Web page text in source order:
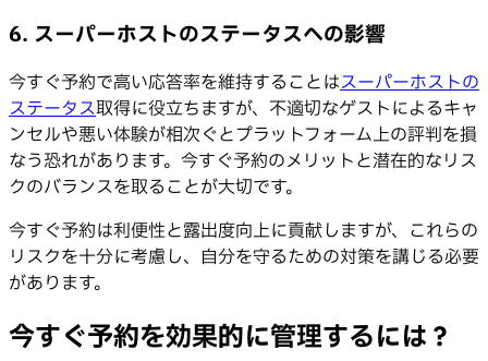
6. スーパーホストのステータスへの影響
今すぐ予約で高い応答率を維持することはスーパーホストの
ステータス取得に役立ちますが、不適切なゲストによるキャ
ンセルや悪い体験が相次ぐとプラットフォーム上の評判を損
なう恐れがあります。今すぐ予約のメリットと潜在的なリス
クのバランスを取ることが大切です。
今すぐ予約は利便性と露出度向上に貢献しますが、これらの
リスクを十分に考慮し、自分を守るための対策を講じる必要
があります。
今すぐ予約を効果的に管理するには？